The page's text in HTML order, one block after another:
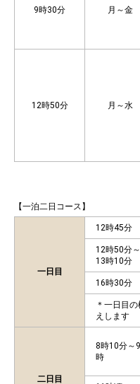
9時30分 月～金
12時50分 月～水
【一泊二日コース】
一日目
12時45分
12時50分～
13時10分
16時30分
＊一日目
えします
二日目
8時10分～9
時